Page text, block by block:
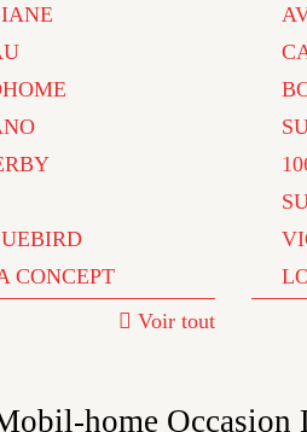
CONCEPT
Voir tout
home Occasion